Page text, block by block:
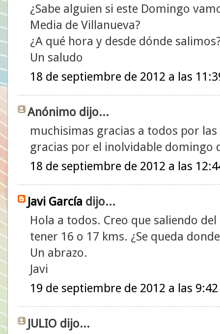
¿Sabe alguien si este Domingo
Media de Villanueva?
¿A qué hora y desde dónde
Un saludo
18 de septiembre de 2012 a las
Anónimo dijo...
muchisimas gracias a todos por
gracias por el inolvidable domingo
18 de septiembre de 2012 a las
Javi García dijo...
Hola a todos. Creo que saliendo
tener 16 o 17 kms. ¿Se queda
Un abrazo.
Javi
19 de septiembre de 2012 a las 9:42
JULIO dijo...